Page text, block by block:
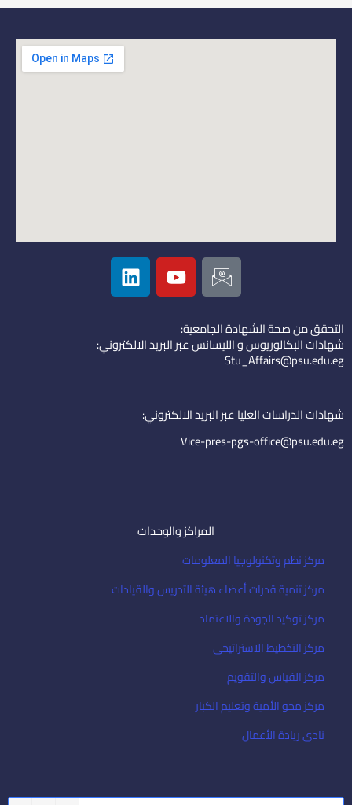
I
c
o
n
-
e
i
l
Y
o
u
u
b
L
i
n
e
d
التحقق من صحة الشهادة الجامعية:
شهادات البكالوريوس و الليسانس عبر البريد الالكتروني:
Stu_Affairs@psu.edu.eg
شهادات الدراسات العليا عبر البريد الالكتروني:
Vice-pres-pgs-office@psu.edu.eg
المراكز والوحدات
مركز نظم وتكنولوجيا المعلومات
مركز تنمية قدرات أعضاء هيئة التدريس والقيادات
مركز توكيد الجودة والاعتماد
مركز التخطيط الاستراتيجى
مركز القياس والتقويم
مركز محو الأمية وتعليم الكبار
نادى ريادة الأعمال